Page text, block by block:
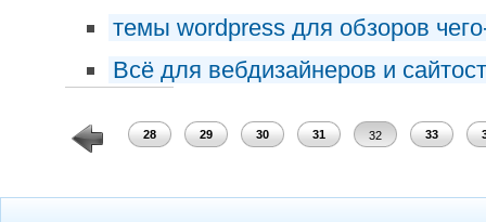
темы wordpress для обзоров
Всё для вебдизайнеров и
27 28 29 30 31 32 33